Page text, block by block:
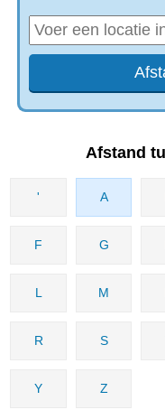
Afstand
' A
F G
L M
R S
Y Z